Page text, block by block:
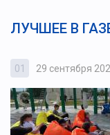
ЛУЧШЕЕ В
01 29 сентября